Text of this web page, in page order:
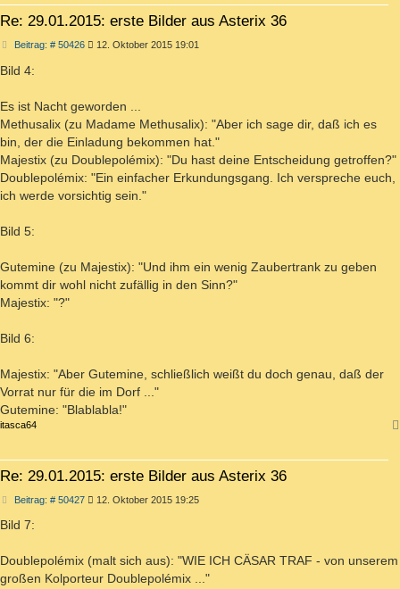
Re: 29.01.2015: erste Bilder aus Asterix 36
Beitrag: # 50426Beitrag12. Oktober 2015 19:01
Bild 4:
Es ist Nacht geworden ...
Methusalix (zu Madame Methusalix): "Aber ich sage dir, daß ich es
bin, der die Einladung bekommen hat."
Majestix (zu Doublepolémix): "Du hast deine Entscheidung getroffen?"
Doublepolémix: "Ein einfacher Erkundungsgang. Ich verspreche euch,
ich werde vorsichtig sein."
Bild 5:
Gutemine (zu Majestix): "Und ihm ein wenig Zaubertrank zu geben
kommt dir wohl nicht zufällig in den Sinn?"
Majestix: "?"
Bild 6:
Majestix: "Aber Gutemine, schließlich weißt du doch genau, daß der
Vorrat nur für die im Dorf ..."
Gutemine: "Blablabla!"
itasca64
Re: 29.01.2015: erste Bilder aus Asterix 36
Beitrag: # 50427Beitrag12. Oktober 2015 19:25
Bild 7:
Doublepolémix (malt sich aus): "WIE ICH CÄSAR TRAF - von unserem
großen Kolporteur Doublepolémix ..."